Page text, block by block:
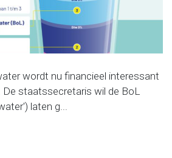
wordt nu financieel interessant
De staatssecretaris wil de BoL
laten g...